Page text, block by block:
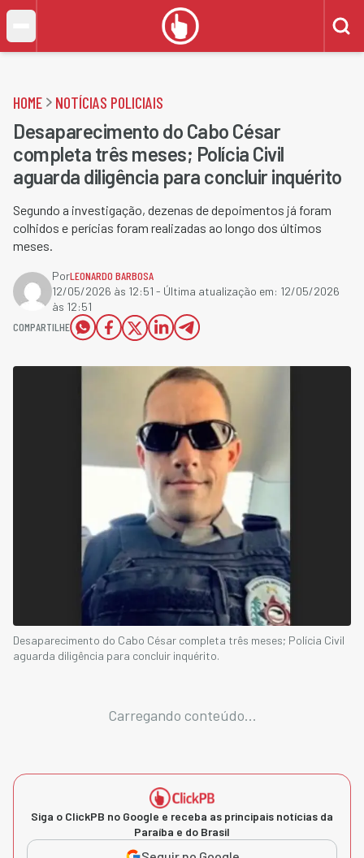
HOME NOTÍCIAS POLICIAIS
Desaparecimento do Cabo César
completa três meses; Polícia Civil
aguarda diligência para concluir inquérito
Segundo a investigação, dezenas de depoimentos já foram
colhidos e perícias foram realizadas ao longo dos últimos
meses.
PorLEONARDO BARBOSA
12/05/2026 às 12:51 - Última atualização em: 12/05/2026
às 12:51
COMPARTILHE
Desaparecimento do Cabo César completa três meses; Polícia Civil
aguarda diligência para concluir inquérito.
Carregando conteúdo...
Siga o ClickPB no Google e receba as principais notícias da
Paraíba e do Brasil